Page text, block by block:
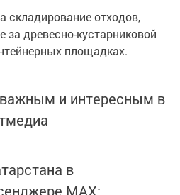
складирование отходов,
древесно-кустарниковой
площадках.
и интересным в
в
MАХ: